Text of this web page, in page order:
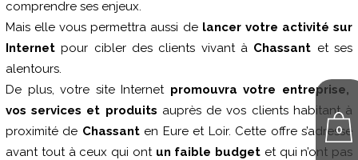
0
comprendre ses enjeux.
Mais elle vous permettra aussi de lancer votre activité sur
Internet pour cibler des clients vivant à Chassant et ses
alentours.
De plus, votre site Internet promouvra votre entreprise,
vos services et produits auprès de vos clients habitant à
proximité de Chassanten Eure et Loir. Cette offre s’adresse
avant tout à ceux qui ont un faible budget et qui n’ont pas